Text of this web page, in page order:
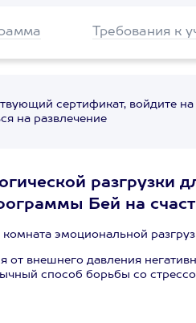
Требования к
сертификат, войдите на
на развлечение
разгрузки
Бей на
эмоциональной
от внешнего давления
способ борьбы со